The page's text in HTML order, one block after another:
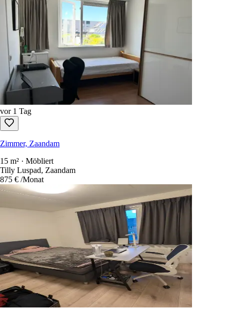
vor 1 Tag
Zimmer, Zaandam
15 m² · Möbliert
Tilly Luspad, Zaandam
875 € /Monat